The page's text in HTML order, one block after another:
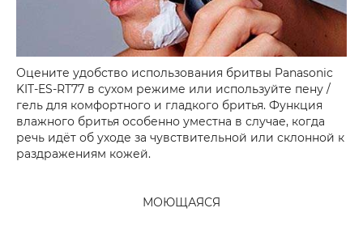
Оцените удобство использования бритвы Panasonic
KIT-ES-RT77 в сухом режиме или используйте пену /
гель для комфортного и гладкого бритья. Функция
влажного бритья особенно уместна в случае, когда
речь идёт об уходе за чувствительной или склонной к
раздражениям кожей.
МОЮЩАЯСЯ